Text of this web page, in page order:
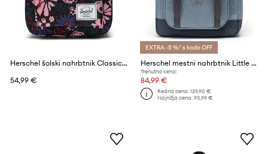
Herschel šolski nahrbtnik Classic™
54,99 €
EXTRA -5 %* s kodo OFF
Herschel mestni nahrbtnik Little America™
Trenutna cena:
84,99 €
Redna cena:129,90 €
Najnižja cena:93,99 €